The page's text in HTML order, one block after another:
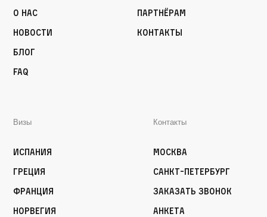
О нас
Новости
Блог
FAQ
Партнёрам
Контакты
Визы
Испания
Греция
Франция
Норвегия
Контакты
Москва
Санкт-Петербург
Заказать звонок
Анкета